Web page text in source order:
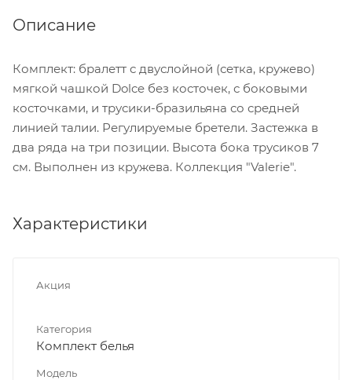
Описание
Комплект: бралетт с двуслойной (сетка, кружево)
мягкой чашкой Dolce без косточек, с боковыми
косточками, и трусики-бразильяна со средней
линией талии. Регулируемые бретели. Застежка в
два ряда на три позиции. Высота бока трусиков 7
см. Выполнен из кружева. Коллекция "Valerie".
Характеристики
Акция
Категория
Комплект белья
Модель